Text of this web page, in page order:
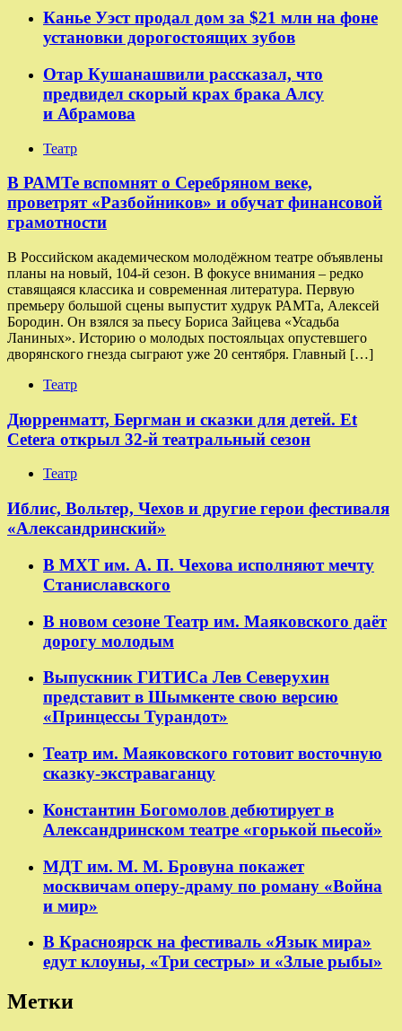
Канье Уэст продал дом за $21 млн на фоне
установки дорогостоящих зубов
Отар Кушанашвили рассказал, что
предвидел скорый крах брака Алсу
и Абрамова
Театр
​​В РАМТе вспомнят о Серебряном веке,
проветрят «Разбойников» и обучат финансовой
грамотности
В Российском академическом молодёжном театре объявлены
планы на новый, 104-й сезон. В фокусе внимания – редко
ставящаяся классика и современная литература. Первую
премьеру большой сцены выпустит худрук РАМТа, Алексей
Бородин. Он взялся за пьесу Бориса Зайцева «Усадьба
Ланиных». Историю о молодых постояльцах опустевшего
дворянского гнезда сыграют уже 20 сентября. Главный […]
Театр
Дюрренматт, Бергман и сказки для детей. Et
Cetera открыл 32-й театральный сезон
Театр
​​Иблис, Вольтер, Чехов и другие герои фестиваля
«Александринский»
В МХТ им. А. П. Чехова исполняют мечту
Станиславского
В новом сезоне Театр им. Маяковского даёт
дорогу молодым
Выпускник ГИТИСа Лев Северухин
представит в Шымкенте свою версию
«Принцессы Турандот»
Театр им. Маяковского готовит восточную
сказку-экстраваганцу
Константин Богомолов дебютирует в
Александринском театре «горькой пьесой»
МДТ им. М. М. Бровуна покажет
москвичам оперу-драму по роману «Война
и мир»
В Красноярск на фестиваль «Язык мира»
едут клоуны, «Три сестры» и «Злые рыбы»
Метки